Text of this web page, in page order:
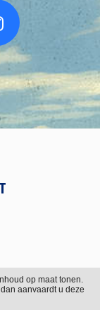
op maat tonen.
aanvaardt u deze